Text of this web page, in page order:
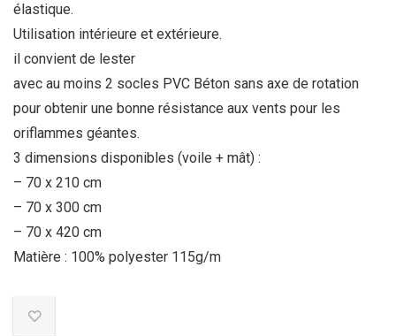
élastique.
Utilisation intérieure et extérieure.
il convient de lester
avec au moins 2 socles PVC Béton sans axe de rotation
pour obtenir une bonne résistance aux vents pour les
oriflammes géantes.
3 dimensions disponibles (voile + mât) :
– 70 x 210 cm
– 70 x 300 cm
– 70 x 420 cm
Matière : 100% polyester 115g/m